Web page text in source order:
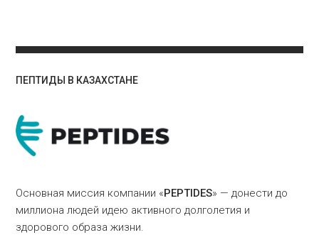
ПЕПТИДЫ В КАЗАХСТАНЕ
Основная миссия компании «PEPTIDES» — донести до
миллиона людей идею активного долголетия и
здорового образа жизни.